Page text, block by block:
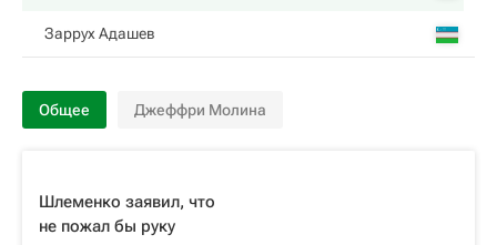
Заррух Адашев
Общее Джеффри Молина
Шлеменко заявил, что
не пожал бы руку